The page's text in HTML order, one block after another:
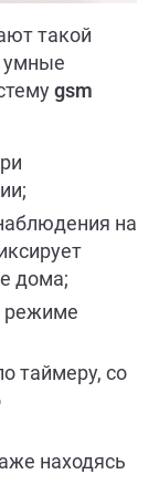
такой
умные
gsm
на
дома;
режиме
таймеру, со
находясь